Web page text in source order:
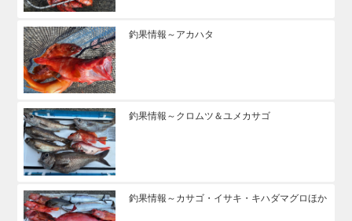
釣果情報～アカハタ
釣果情報～クロムツ＆ユメカサゴ
釣果情報～カサゴ・イサキ・キハダマグロほか